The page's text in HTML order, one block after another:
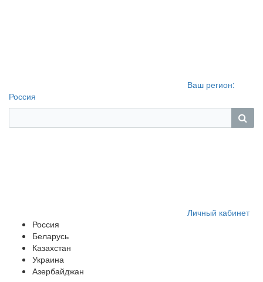
Ваш регион:
Россия
Личный кабинет
Россия
Беларусь
Казахстан
Украина
Азербайджан